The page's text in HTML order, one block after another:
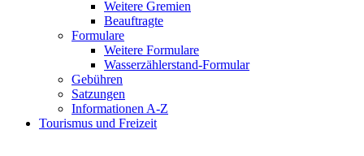
Weitere Gremien
Beauftragte
Formulare
Weitere Formulare
Wasserzählerstand-Formular
Gebühren
Satzungen
Informationen A-Z
Tourismus und Freizeit